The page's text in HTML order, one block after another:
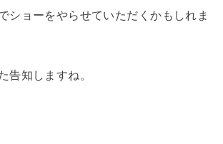
ショーをやらせていただくかもしれま
告知しますね。